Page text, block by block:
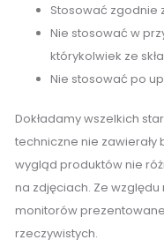
Stosować zgodnie
Nie stosować w
którykolwiek ze
Nie stosować po
Dokładamy wszelkich
techniczne nie zawierały
wygląd produktów nie
na zdjęciach. Ze
monitorów
rzeczywistych.